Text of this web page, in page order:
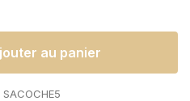
au panier